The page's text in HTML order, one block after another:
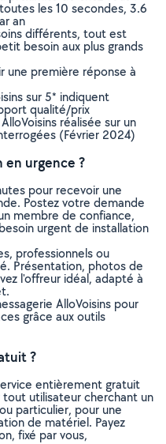
les 10 secondes, 3.6
an
différents, tout est
besoin aux plus grands
une première réponse à
sur 5* indiquent
qualité/prix
réalisée sur un
(Février 2024)
en urgence ?
pour recevoir une
Postez votre demande
membre de confiance,
urgent de installation
professionnels ou
Présentation, photos de
l'offreur idéal, adapté à
AlloVoisins pour
grâce aux outils
?
entièrement gratuit
utilisateur cherchant un
particulier, pour une
de matériel. Payez
fixé par vous,